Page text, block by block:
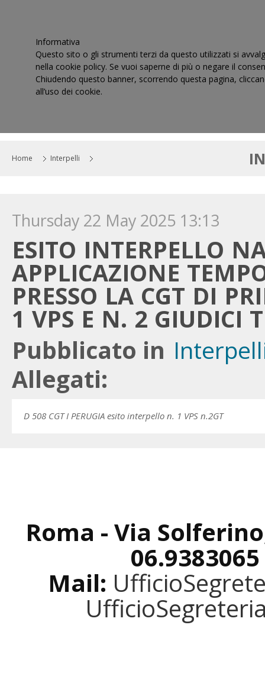
Home Interpelli
Thursday 22 May 2025 13:13
ESITO INTERPELLO
APPLICAZIONE
PRESSO LA CGT DI
1 VPS E N. 2 GIUDICI
Pubblicato in
Allegati:
D 508 CGT I PERUGIA esito interpello n. 1 VPS n.2GT
Roma - Via
Mail:
Informativa
Questo sito o gli strumenti terzi da questo utilizzati si
nella cookie policy. Se vuoi saperne di più o negare il
Chiudendo questo banner, scorrendo questa pagina,
all’uso dei cookie.